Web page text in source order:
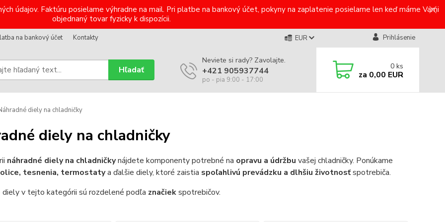
údajov. Faktúru posielame výhradne na mail. Pri platbe na bankový účet, pokyny na zaplatenie posielame len keď máme Vami
objednaný tovar fyzicky k dispozícii.
na bankový účet Kontakty EUR Prihlásenie
Hľadať
Neviete si rady? Zavolajte.
+421 905937744
po - pia 9:00 - 17:00
0 ks
za 0,00 EUR
diely na chladničky
diely na chladničky
náhradné diely na chladničkynájdete komponenty potrebné na opravu a údržbu vašej chladničky. Ponúkame
tesnenia, termostatya ďalšie diely, ktoré zaistia spoľahlivú prevádzku a dlhšiu životnosťspotrebiča.
diely v tejto kategórii sú rozdelené podľa značiekspotrebičov.